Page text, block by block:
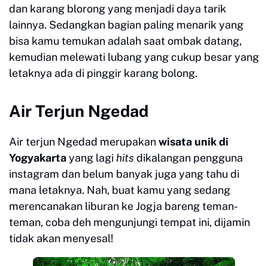
dan karang blorong yang menjadi daya tarik
lainnya. Sedangkan bagian paling menarik yang
bisa kamu temukan adalah saat ombak datang,
kemudian melewati lubang yang cukup besar yang
letaknya ada di pinggir karang bolong.
Air Terjun Ngedad
Air terjun Ngedad merupakanwisata unik di
Yogyakartayang lagi hits dikalangan pengguna
instagram dan belum banyak juga yang tahu di
mana letaknya. Nah, buat kamu yang sedang
merencanakan liburan ke Jogja bareng teman-
teman, coba deh mengunjungi tempat ini, dijamin
tidak akan menyesal!